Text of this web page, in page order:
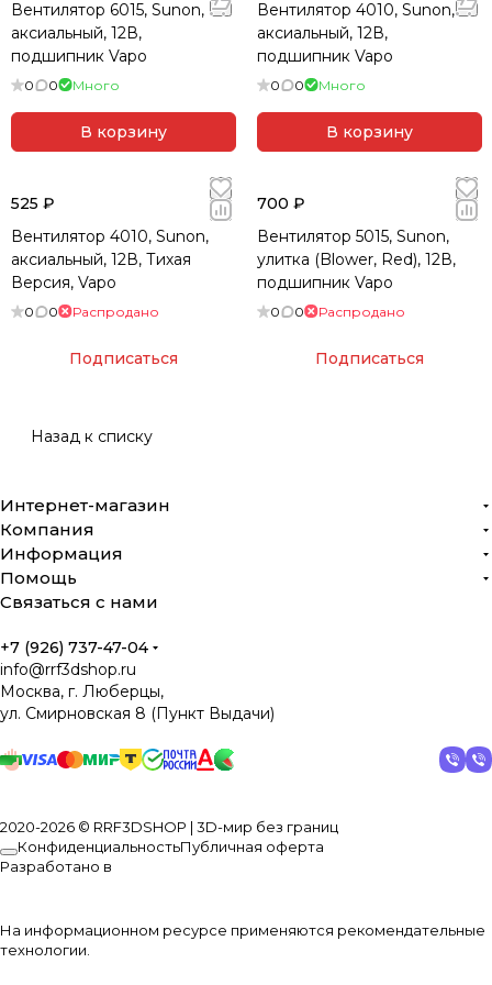
Ключевая экспертиза SUNON
DC Axial Fan & Blower — аксиальные и
Собственные подшипниковые технологии:
Ресурс непрерывной работы до 50 000+ часов
Минимальный уровень шума при высоком
давлении и потоке воздуха
Vapo Bearing
— фирменная подшипниковая
Вентилятор 6015, Sunon,
аксиальный, 12В,
подшипник Vapo
0 0 Много
В корзину
Вентилятор 4010, Sunon,
аксиальный, 12В,
подшипник Vapo
0 0 Много
В корзину
525 ₽
Вентилятор 4010, Sunon,
аксиальный, 12В, Тихая
Версия, Vapo
0 0 Распродано
Подписаться
700 ₽
Вентилятор 5015, Sunon,
улитка (Blower, Red), 12В,
подшипник Vapo
0 0 Распродано
Подписаться
Назад к списку
Интернет-магазин
Компания
Информация
Помощь
Связаться с нами
+7 (926) 737-47-04
info@rrf3dshop.ru
Москва, г. Люберцы,
ул. Смирновская 8 (Пункт Выдачи)
2020-2026 © RRF3DSHOP | 3D-мир без границ
КонфиденциальностьПубличная оферта
Разработано в
На информационном ресурсе применяются рекомендательные
технологии